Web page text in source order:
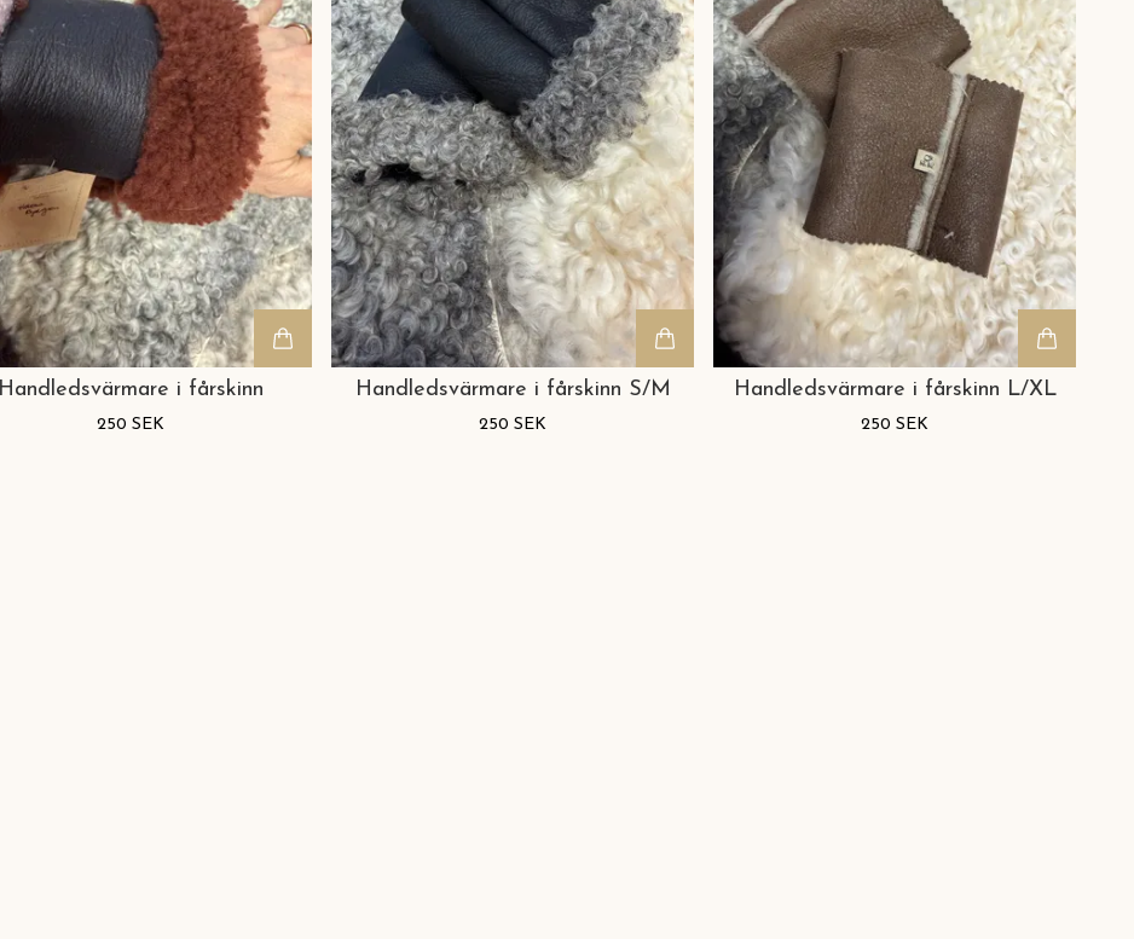
Handledsvärmare i fårskinn
250 SEK
Handledsvärmare i fårskinn S/M
250 SEK
Handledsvärmare i fårskinn L/XL
250 SEK